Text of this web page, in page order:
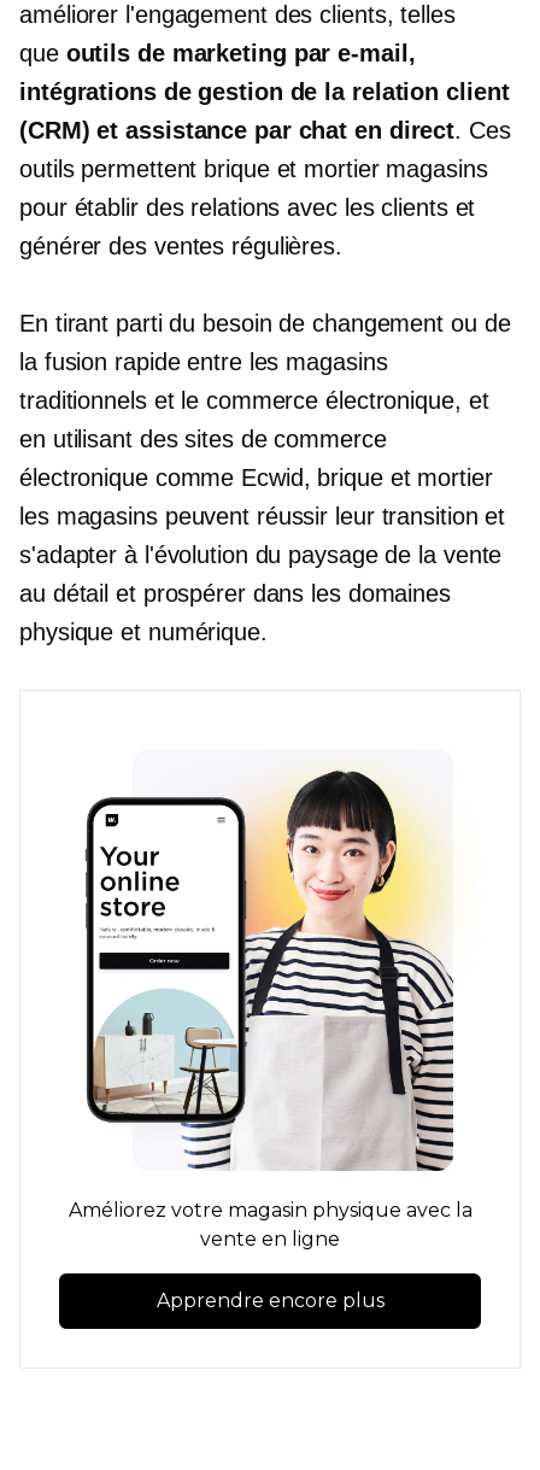
améliorer l'engagement des clients, telles
que outils de marketing par e-mail,
intégrations de gestion de la relation client
(CRM) et assistance par chat en direct. Ces
outils permettent brique et mortiermagasins
pour établir des relations avec les clients et
générer des ventes régulières.
En tirant parti du besoin de changement ou de
la fusion rapide entre les magasins
traditionnels et le commerce électronique, et
en utilisant des sites de commerce
électronique comme Ecwid, brique et mortier
les magasins peuvent réussir leur transition et
s'adapter à l'évolution du paysage de la vente
au détail et prospérer dans les domaines
physique et numérique.
Améliorez votre magasin physique avec la
vente en ligne
Apprendre encore plus